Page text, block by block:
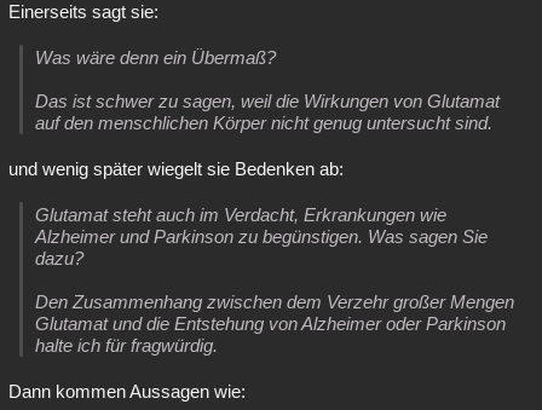
Einerseits sagt sie:
Was wäre denn ein Übermaß?
Das ist schwer zu sagen, weil die Wirkungen von Glutamat
auf den menschlichen Körper nicht genug untersucht sind.
und wenig später wiegelt sie Bedenken ab:
Glutamat steht auch im Verdacht, Erkrankungen wie
Alzheimer und Parkinson zu begünstigen. Was sagen Sie
dazu?
Den Zusammenhang zwischen dem Verzehr großer Mengen
Glutamat und die Entstehung von Alzheimer oder Parkinson
halte ich für fragwürdig.
Dann kommen Aussagen wie: